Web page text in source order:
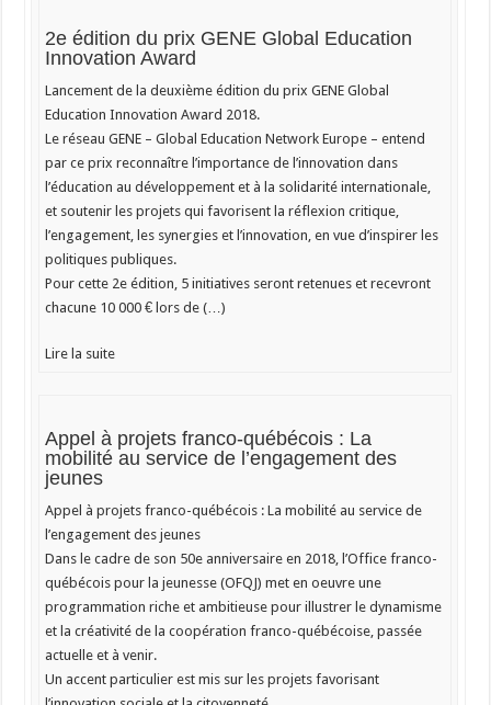
2e édition du prix GENE Global Education
Innovation Award
Lancement de la deuxième édition du prix GENE Global
Education Innovation Award 2018.
Le réseau GENE – Global Education Network Europe – entend
par ce prix reconnaître l’importance de l’innovation dans
l’éducation au développement et à la solidarité internationale,
et soutenir les projets qui favorisent la réflexion critique,
l’engagement, les synergies et l’innovation, en vue d’inspirer les
politiques publiques.
Pour cette 2e édition, 5 initiatives seront retenues et recevront
chacune 10 000 € lors de (…)
Lire la suite
Appel à projets franco-québécois : La
mobilité au service de l’engagement des
jeunes
Appel à projets franco-québécois : La mobilité au service de
l’engagement des jeunes
Dans le cadre de son 50e anniversaire en 2018, l’Office franco-
québécois pour la jeunesse (OFQJ) met en oeuvre une
programmation riche et ambitieuse pour illustrer le dynamisme
et la créativité de la coopération franco-québécoise, passée
actuelle et à venir.
Un accent particulier est mis sur les projets favorisant